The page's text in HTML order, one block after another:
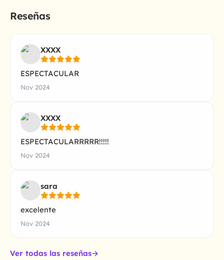
Reseñas
XXXX
ESPECTACULAR
Nov 2024
XXXX
ESPECTACULARRRRR!!!!!
Nov 2024
sara
excelente
Nov 2024
Ver todas las reseñas→